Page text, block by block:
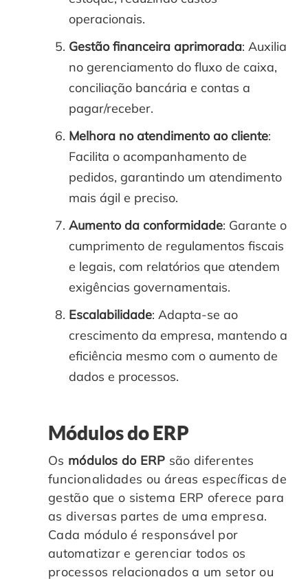
operacionais.
Gestão financeira aprimorada: Auxilia
no gerenciamento do fluxo de caixa,
conciliação bancária e contas a
pagar/receber.
Melhora no atendimento ao cliente:
Facilita o acompanhamento de
pedidos, garantindo um atendimento
mais ágil e preciso.
Aumento da conformidade: Garante o
cumprimento de regulamentos fiscais
e legais, com relatórios que atendem
exigências governamentais.
Escalabilidade: Adapta-se ao
crescimento da empresa, mantendo a
eficiência mesmo com o aumento de
dados e processos.
Módulos do ERP
Os módulos do ERP são diferentes
funcionalidades ou áreas específicas de
gestão que o sistema ERP oferece para
as diversas partes de uma empresa.
Cada módulo é responsável por
automatizar e gerenciar todos os
processos relacionados a um setor ou